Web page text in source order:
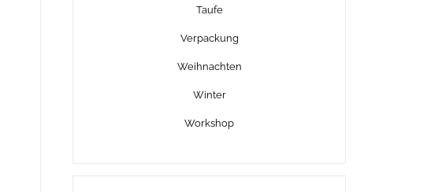
Taufe
Verpackung
Weihnachten
Winter
Workshop